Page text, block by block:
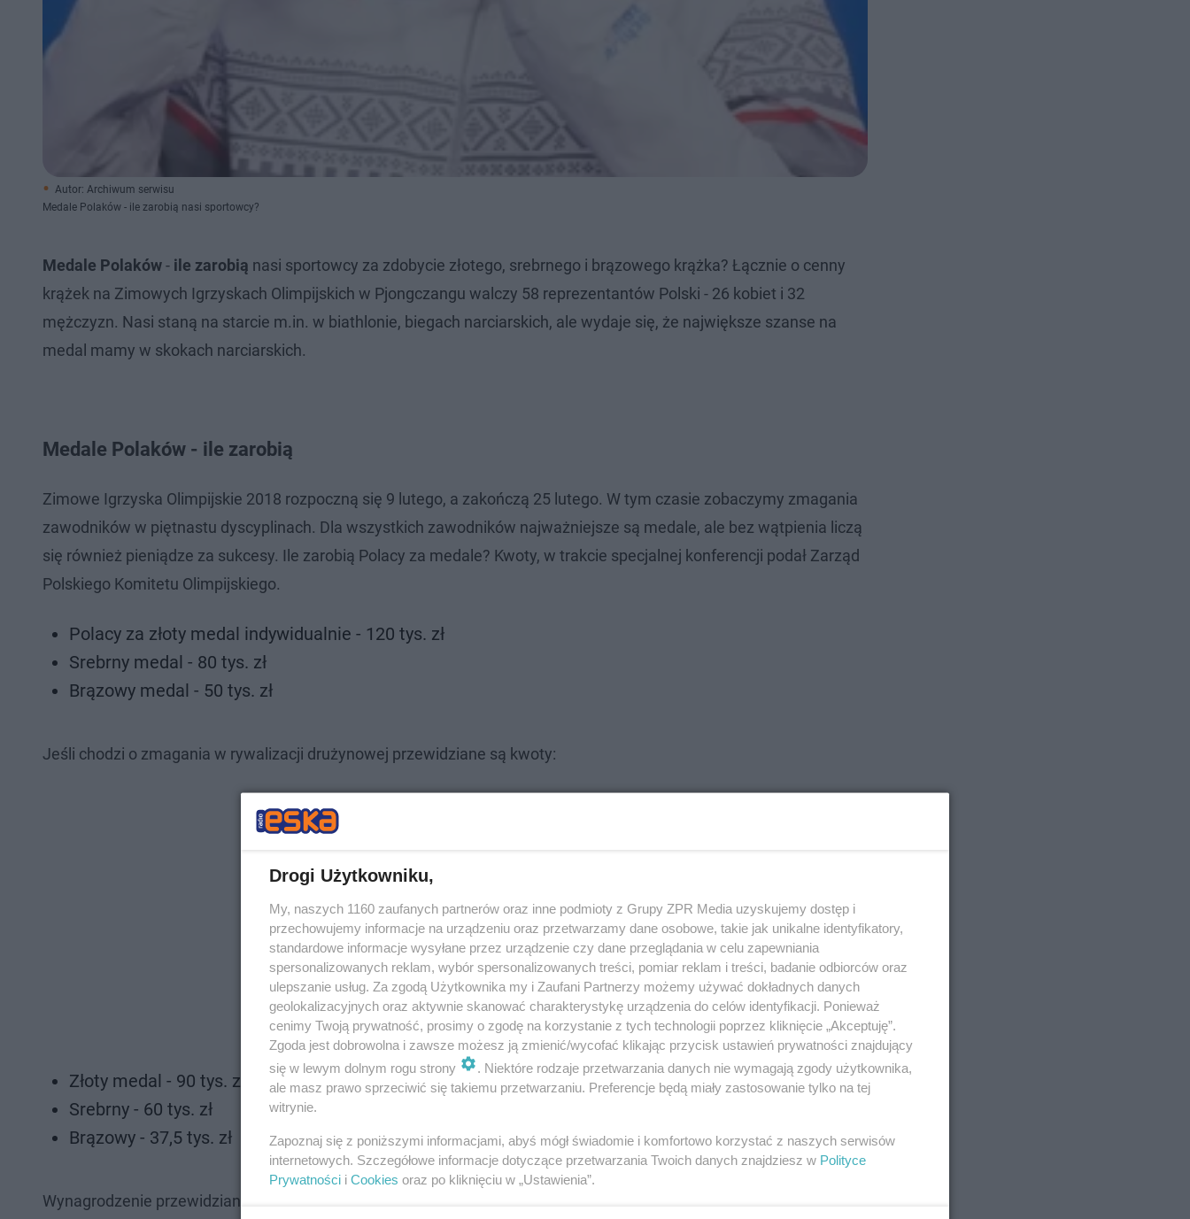
Autor: Archiwum serwisu
Medale Polaków - ile zarobią nasi sportowcy?
Medale Polaków- ile zarobią nasi sportowcy za zdobycie złotego, srebrnego i brązowego krążka? Łącznie o cenny
krążek na Zimowych Igrzyskach Olimpijskich w Pjongczangu walczy 58 reprezentantów Polski - 26 kobiet i 32
mężczyzn. Nasi staną na starcie m.in. w biathlonie, biegach narciarskich, ale wydaje się, że największe szanse na
medal mamy w skokach narciarskich.
Medale Polaków - ile zarobią
Zimowe Igrzyska Olimpijskie 2018 rozpoczną się 9 lutego, a zakończą 25 lutego. W tym czasie zobaczymy zmagania
zawodników w piętnastu dyscyplinach. Dla wszystkich zawodników najważniejsze są medale, ale bez wątpienia liczą
się również pieniądze za sukcesy. Ile zarobią Polacy za medale? Kwoty, w trakcie specjalnej konferencji podał Zarząd
Polskiego Komitetu Olimpijskiego.
Polacy za złoty medal indywidualnie - 120 tys. zł
Srebrny medal - 80 tys. zł
Brązowy medal - 50 tys. zł
Jeśli chodzi o zmagania w rywalizacji drużynowej przewidziane są kwoty:
Złoty medal - 90 tys. zł
Srebrny - 60 tys. zł
Brązowy - 37,5 tys. zł
Wynagrodzenie przewidziane jest również dla trenerów. Szkoleniowiec za zwycięstwo swojego zawodnika dostanie
Drogi Użytkowniku,
My, naszych 1160 zaufanych partnerów oraz inne podmioty z Grupy ZPR Media uzyskujemy dostęp i
przechowujemy informacje na urządzeniu oraz przetwarzamy dane osobowe, takie jak unikalne identyfikatory,
standardowe informacje wysyłane przez urządzenie czy dane przeglądania w celu zapewniania
spersonalizowanych reklam, wybór spersonalizowanych treści, pomiar reklam i treści, badanie odbiorców oraz
ulepszanie usług. Za zgodą Użytkownika my i Zaufani Partnerzy możemy używać dokładnych danych
geolokalizacyjnych oraz aktywnie skanować charakterystykę urządzenia do celów identyfikacji. Ponieważ
cenimy Twoją prywatność, prosimy o zgodę na korzystanie z tych technologii poprzez kliknięcie „Akceptuję”.
Zgoda jest dobrowolna i zawsze możesz ją zmienić/wycofać klikając przycisk ustawień prywatności znajdujący
się w lewym dolnym rogu strony
. Niektóre rodzaje przetwarzania danych nie wymagają zgody użytkownika,
ale masz prawo sprzeciwić się takiemu przetwarzaniu. Preferencje będą miały zastosowanie tylko na tej
witrynie.
Zapoznaj się z poniższymi informacjami, abyś mógł świadomie i komfortowo korzystać z naszych serwisów
internetowych. Szczegółowe informacje dotyczące przetwarzania Twoich danych znajdziesz w Polityce
Prywatności i Cookies oraz po kliknięciu w „Ustawienia”.